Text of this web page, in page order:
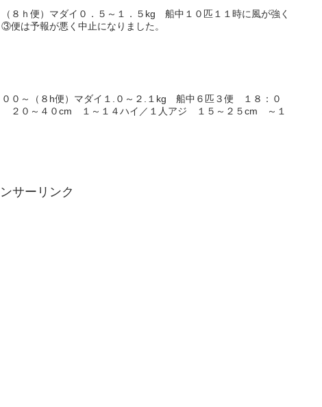
８ｈ便）マダイ０．５～１．５kg 船中１０匹１１時に風が強く
便は予報が悪く中止になりました。
０～（８h便）マダイ１.０～２.１kg 船中６匹３便 １８：０
２０～４０cm １～１４ハイ／１人アジ １５～２５cm ～１
サーリンク